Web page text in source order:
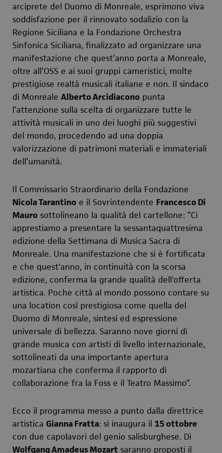
arciprete del Duomo di Monreale, esprimono viva
soddisfazione per il rinnovato sodalizio con la
Regione Siciliana e la Fondazione Orchestra
Sinfonica Siciliana, finalizzato ad organizzare una
manifestazione che quest’anno porta a Monreale,
oltre all’OSS e ai suoi gruppi cameristici, molte
prestigiose realtà musicali italiane e non. Il sindaco
di Monreale Alberto Arcidiacono punta
l’attenzione sulla scelta di organizzare tutte le
attività musicali in uno dei luoghi più suggestivi
del mondo, procedendo ad una doppia
valorizzazione di patrimoni materiali e immateriali
dell’umanità.
Il Commissario Straordinario della Fondazione
Nicola Tarantino e il Sovrintendente Francesco Di
Mauro sottolineano la qualità del cartellone: “Ci
apprestiamo a presentare la sessantaquattresima
edizione della Settimana di Musica Sacra di
Monreale. Una manifestazione che si è fortificata
e che quest'anno, in continuità con la scorsa
edizione, conferma la grande qualità dell'offerta
artistica. Poche città al mondo possono contare su
una location così prestigiosa come quella del
Duomo di Monreale, sintesi ed espressione
universale di bellezza. Saranno nove giorni di
grande musica con artisti di livello internazionale,
sottolineati da una importante apertura
mozartiana che conferma il rapporto di
collaborazione fra la Foss e il Teatro Massimo”.
Ecco il programma messo a punto dalla direttrice
artistica Gianna Fratta: si inaugura il 15 ottobre
con due capolavori del genio salisburghese. Di
Wolfgang Amadeus Mozart saranno proposti il